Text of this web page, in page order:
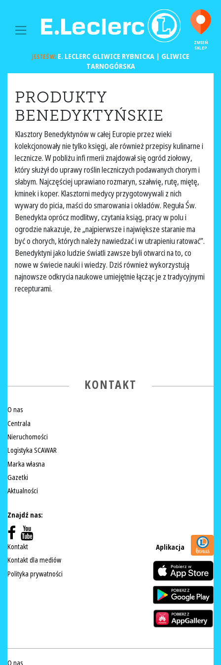
MAIN NAVIGATION
ZMIEŃ
SKLEP
JESTEŚ W: E. LECLERC GLIWICE RYBNICKA | GLIWICE
TARNOGÓRSKA
PRODUKTY
BENEDYKTYŃSKIE
Klasztory Benedyktynów w całej Europie przez wieki
kolekcjonowały nie tylko księgi, ale również przepisy kulinarne i
lecznicze. W pobliżu infi rmerii znajdował się ogród ziołowy,
który służył do uprawy roślin leczniczych podawanych chorym i
słabym. Najczęściej uprawiano rozmaryn, szałwię, rutę, miętę,
kminek i koper. Klasztorni medycy przygotowywali z nich
wywary do picia, maści do smarowania i okładów. Reguła Św.
Benedykta oprócz modlitwy, czytania ksiąg, pracy w polu i
ogrodzie nakazuje, że „najpierwsze i największe staranie ma
być o chorych, których należy nawiedzać i w utrapieniu ratować”.
Benedyktyni jako ludzie światli zawsze byli otwarci na to, co
nowe w świecie nauki i wiedzy. Dziś również wykorzystują
najnowsze odkrycia naukowe umiejętnie łącząc je z tradycyjnymi
recepturami.
KONTAKT
O nas
Centrala
Nieruchomości
Logistyka SCAWAR
Marka własna
Gazetki
Aktualności
Znajdź nas:
Kontakt
Kontakt dla mediów
Polityka prywatności
Aplikacja
O nas